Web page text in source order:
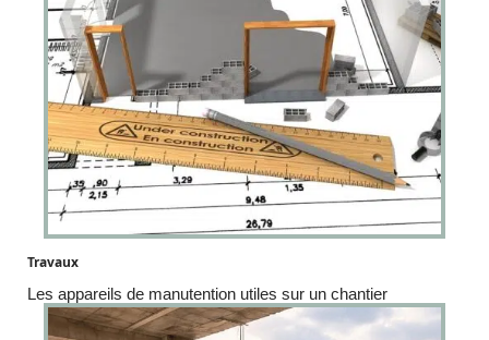
Travaux
Les appareils de manutention utiles sur un chantier